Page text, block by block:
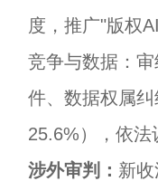
度，推广"版权
竞争与数据：
件、数据权属
25.6%），依法
涉外审判： 新